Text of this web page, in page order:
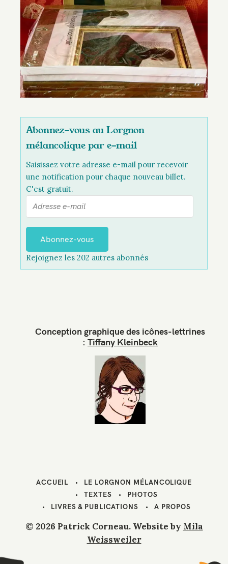
Abonnez-vous au Lorgnon
mélancolique par e-mail
Saisissez votre adresse e-mail pour recevoir
une notification pour chaque nouveau billet.
C'est gratuit.
r
s
s
Abonnez-vous
Rejoignez les 202 autres abonnés
Conception graphique des icônes-lettrines
: Tiffany Kleinbeck
ACCUEIL
LE LORGNON MÉLANCOLIQUE
TEXTES
PHOTOS
LIVRES & PUBLICATIONS
A PROPOS
© 2026 Patrick Corneau. Website by Mila
Weissweiler